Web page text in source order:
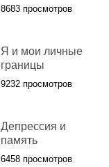
8683 просмотров
Я и мои личные
границы
9232 просмотров
Депрессия и
память
6458 просмотров